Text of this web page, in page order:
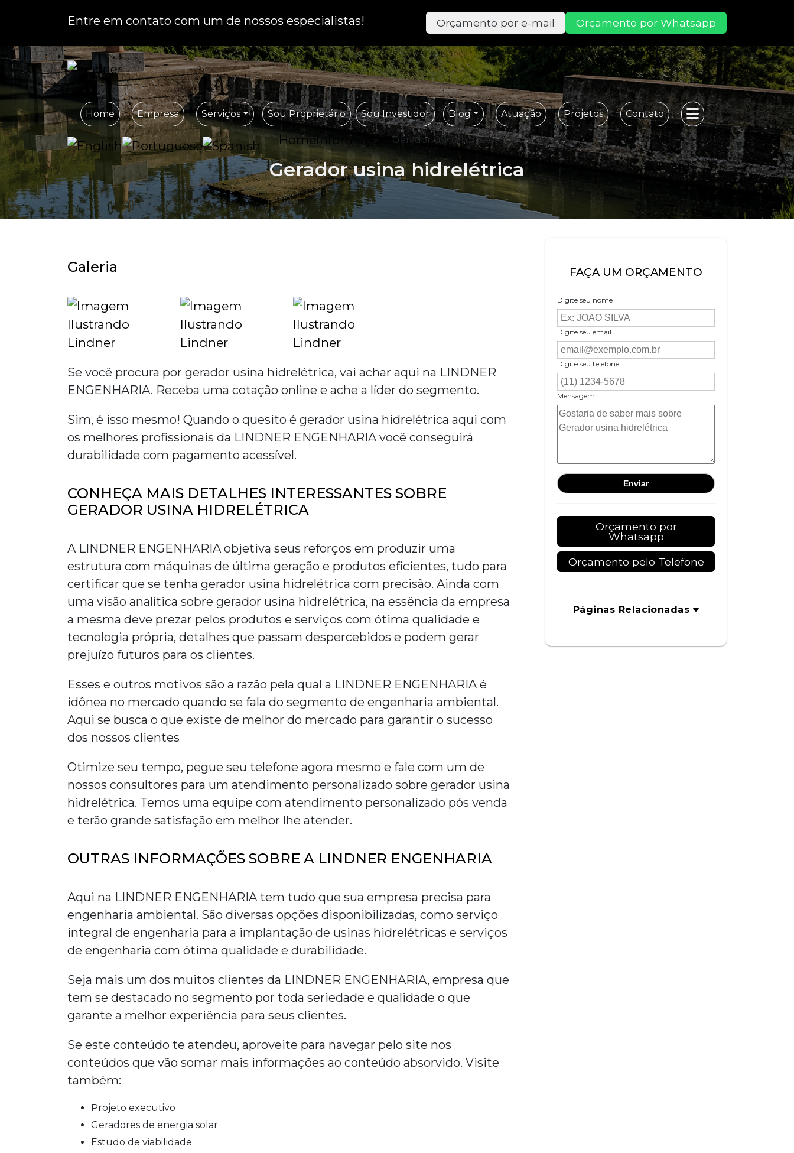
Entre em contato com um de nossos especialistas! Orçamento por e-mail Orçamento por Whatsapp
Home Empresa Serviços Blog
Sou Proprietário Sou Investidor Atuação Projetos Contato
HomeInformaçõesGerador usina hidrelétrica
Gerador usina hidrelétrica
Galeria
Se você procura por gerador usina hidrelétrica, vai achar aqui na LINDNER
ENGENHARIA. Receba uma cotação online e ache a líder do segmento.
Sim, é isso mesmo! Quando o quesito é gerador usina hidrelétrica aqui com
os melhores profissionais da LINDNER ENGENHARIA você conseguirá
durabilidade com pagamento acessível.
CONHEÇA MAIS DETALHES INTERESSANTES SOBRE
GERADOR USINA HIDRELÉTRICA
A LINDNER ENGENHARIA objetiva seus reforços em produzir uma
estrutura com máquinas de última geração e produtos eficientes, tudo para
certificar que se tenha gerador usina hidrelétrica com precisão. Ainda com
uma visão analítica sobre gerador usina hidrelétrica, na essência da empresa
a mesma deve prezar pelos produtos e serviços com ótima qualidade e
tecnologia própria, detalhes que passam despercebidos e podem gerar
prejuízo futuros para os clientes.
Esses e outros motivos são a razão pela qual a LINDNER ENGENHARIA é
idônea no mercado quando se fala do segmento de engenharia ambiental.
Aqui se busca o que existe de melhor do mercado para garantir o sucesso
dos nossos clientes
Otimize seu tempo, pegue seu telefone agora mesmo e fale com um de
nossos consultores para um atendimento personalizado sobre gerador usina
hidrelétrica. Temos uma equipe com atendimento personalizado pós venda
e terão grande satisfação em melhor lhe atender.
OUTRAS INFORMAÇÕES SOBRE A LINDNER ENGENHARIA
Aqui na LINDNER ENGENHARIA tem tudo que sua empresa precisa para
engenharia ambiental. São diversas opções disponibilizadas, como serviço
integral de engenharia para a implantação de usinas hidrelétricas e serviços
de engenharia com ótima qualidade e durabilidade.
Seja mais um dos muitos clientes da LINDNER ENGENHARIA, empresa que
tem se destacado no segmento por toda seriedade e qualidade o que
garante a melhor experiência para seus clientes.
Se este conteúdo te atendeu, aproveite para navegar pelo site nos
conteúdos que vão somar mais informações ao conteúdo absorvido. Visite
também:
projeto executivo
geradores de energia solar
estudo de viabilidade
FAÇA UM ORÇAMENTO
Digite seu nome
Digite seu email
Digite seu telefone
Mensagem
Orçamento por
Whatsapp
Orçamento pelo Telefone
Páginas Relacionadas